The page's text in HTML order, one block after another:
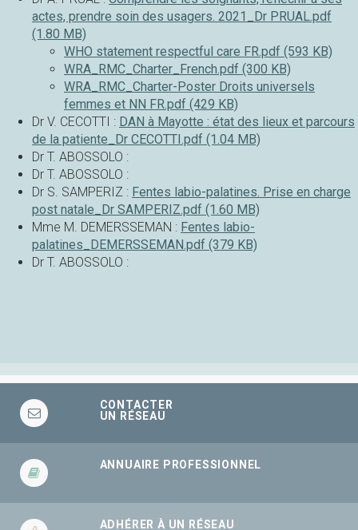
actes, prendre soin des usagers. 2021_Dr PRUAL.pdf
(1.80 MB)
WHO statement respectful care FR.pdf (593 KB)
WRA_RMC_Charter_French.pdf (300 KB)
WRA_RMC_Charter-Poster Droits universels
femmes et NN FR.pdf (429 KB)
Dr V. CECOTTI : DAN à Mayotte : état des lieux et parcours
de la patiente_Dr CECOTTI.pdf (1.04 MB)
Dr T. ABOSSOLO :
Dr T. ABOSSOLO :
Dr S. SAMPERIZ : Fentes labio-palatines. Prise en charge
post natale_Dr SAMPERIZ.pdf (1.60 MB)
Mme M. DEMERSSEMAN : Fentes labio-
palatines_DEMERSSEMAN.pdf (379 KB)
Dr T. ABOSSOLO :
CONTACTER
UN RÉSEAU
ANNUAIRE PROFESSIONNEL
ADHÉRER À UN RÉSEAU